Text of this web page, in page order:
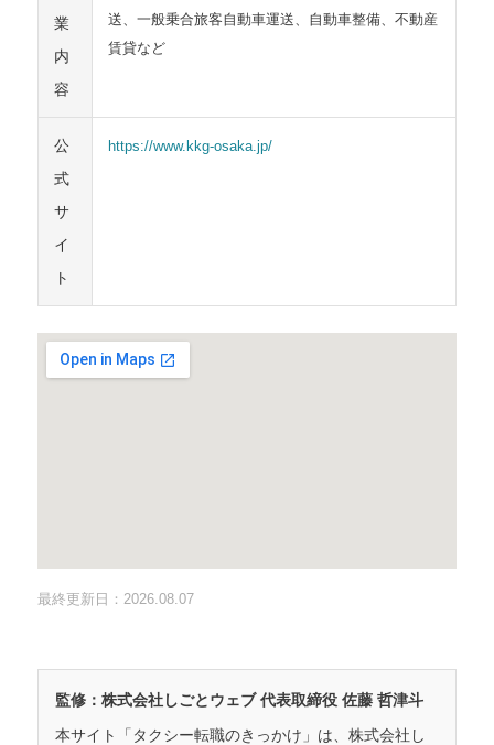
業
内
容
送、一般乗合旅客自動車運送、自動車整備、不動産
賃貸など
公
式
サ
イ
ト
https://www.kkg-osaka.jp/
最終更新日：2026.08.07
監修：株式会社しごとウェブ 代表取締役 佐藤 哲津斗
本サイト「タクシー転職のきっかけ」は、株式会社し